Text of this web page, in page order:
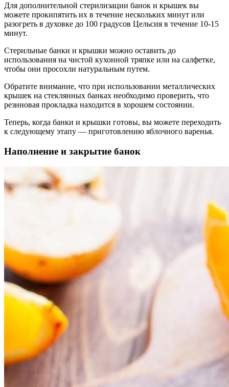
Для дополнительной стерилизации банок и крышек вы
можете прокипятить их в течение нескольких минут или
разогреть в духовке до 100 градусов Цельсия в течение 10-15
минут.
Стерильные банки и крышки можно оставить до
использования на чистой кухонной тряпке или на салфетке,
чтобы они просохли натуральным путем.
Обратите внимание, что при использовании металлических
крышек на стеклянных банках необходимо проверить, что
резиновая прокладка находится в хорошем состоянии.
Теперь, когда банки и крышки готовы, вы можете переходить
к следующему этапу — приготовлению яблочного варенья.
Наполнение и закрытие банок